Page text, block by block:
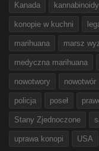
Kanada kannabinoidy
konopie w kuchni
marihuana marsz
medyczna marihuana
nowotwory nowotwór
policja poseł
Stany Zjednoczone
uprawa konopi USA